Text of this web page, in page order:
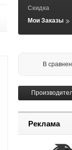
Скидка
Мои Заказы
В
Реклама